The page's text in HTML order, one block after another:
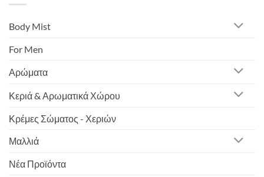
Body Mist
For Men
Αρώματα
Κεριά & Αρωματικά Χώρου
Κρέμες Σώματος - Χεριών
Μαλλιά
Νέα Προϊόντα